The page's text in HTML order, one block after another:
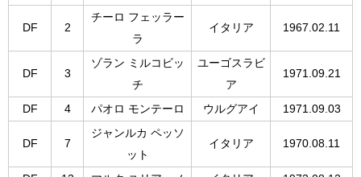
DF 2
チーロ フェッラー
ラ
イタリア 1967.02.11
DF 3
ゾラン ミルコビッ
チ
ユーゴスラビ
ア
1971.09.21
DF 4 パオロ モンテーロ ウルグアイ 1971.09.03
DF 7
ジャンルカ ペッソ
ット
イタリア 1970.08.11